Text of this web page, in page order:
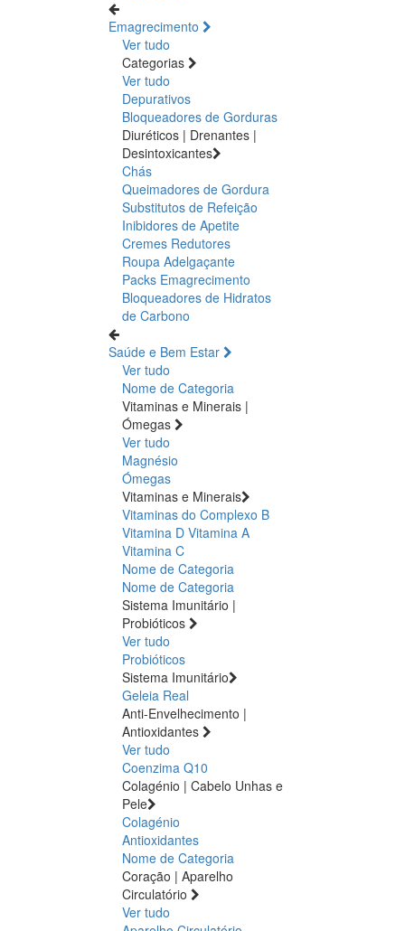
Emagrecimento
Ver tudo
Categorias
Ver tudo
Depurativos
Bloqueadores de Gorduras
Diuréticos | Drenantes |
Desintoxicantes
Chás
Queimadores de Gordura
Substitutos de Refeição
Inibidores de Apetite
Cremes Redutores
Roupa Adelgaçante
Packs Emagrecimento
Bloqueadores de Hidratos
de Carbono
Saúde e Bem Estar
Ver tudo
Nome de Categoria
Vitaminas e Minerais |
Ómegas
Ver tudo
Magnésio
Ómegas
Vitaminas e Minerais
Vitaminas do Complexo B
Vitamina D Vitamina A
Vitamina C
Nome de Categoria
Nome de Categoria
Sistema Imunitário |
Probióticos
Ver tudo
Probióticos
Sistema Imunitário
Geleia Real
Anti-Envelhecimento |
Antioxidantes
Ver tudo
Coenzima Q10
Colagénio | Cabelo Unhas e
Pele
Colagénio
Antioxidantes
Nome de Categoria
Coração | Aparelho
Circulatório
Ver tudo